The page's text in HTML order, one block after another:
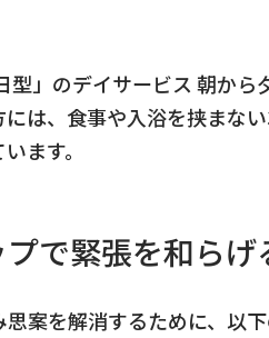
」のデイサービス 朝から
は、食事や入浴を挟まな
ます。
で緊張を和ら
案を解消するために、以